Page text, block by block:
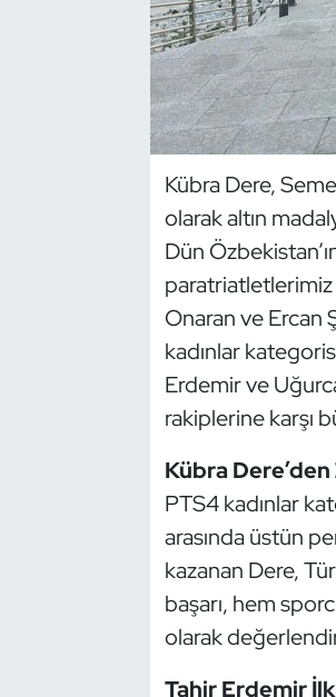
Kübra Dere,
olarak altın
Dün
Onaran ve Ercan
kadınlar
Erdemir ve
rakiplerine karşı
Kübra
PTS4 kadınlar
arasında üstün
kazanan Dere,
başarı, hem
olarak
Tahir Erdemir İlk
Dans Sporları
Dövüş Sanatı
Hava Sporları